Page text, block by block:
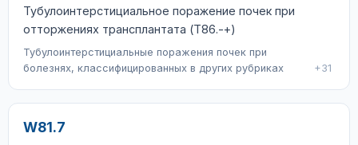
Тубулоинтерстициальное поражение почек при
отторжениях трансплантата (T86.-+)
Тубулоинтерстициальные поражения почек при
болезнях, классифицированных в других рубриках
+31
W81.7